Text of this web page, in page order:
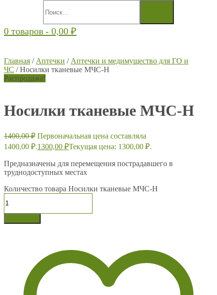
0 товаров - 0,00 ₽
Главная / Аптечки / Аптечки и медимущество для ГО и
ЧС / Носилки тканевые МЧС-Н
Распродажа!
Носилки тканевые МЧС-Н
1400,00₽ Первоначальная цена составляла
1400,00 ₽.1300,00 ₽Текущая цена: 1300,00 ₽.
Предназначены для перемещения пострадавшего в
труднодоступных местах
Количество товара Носилки тканевые МЧС-Н